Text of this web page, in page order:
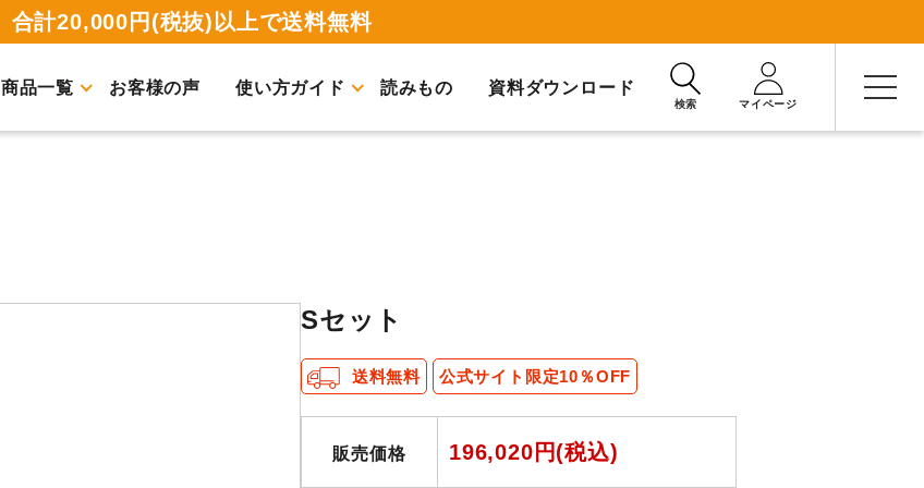
合計20,000円(税抜)以上で送料無料
商品一覧 お客様の声 使い方ガイド 読みもの 資料ダウンロード
検索 マイページ
Sセット
送料無料 公式サイト限定10％OFF
販売価格 196,020円(税込)